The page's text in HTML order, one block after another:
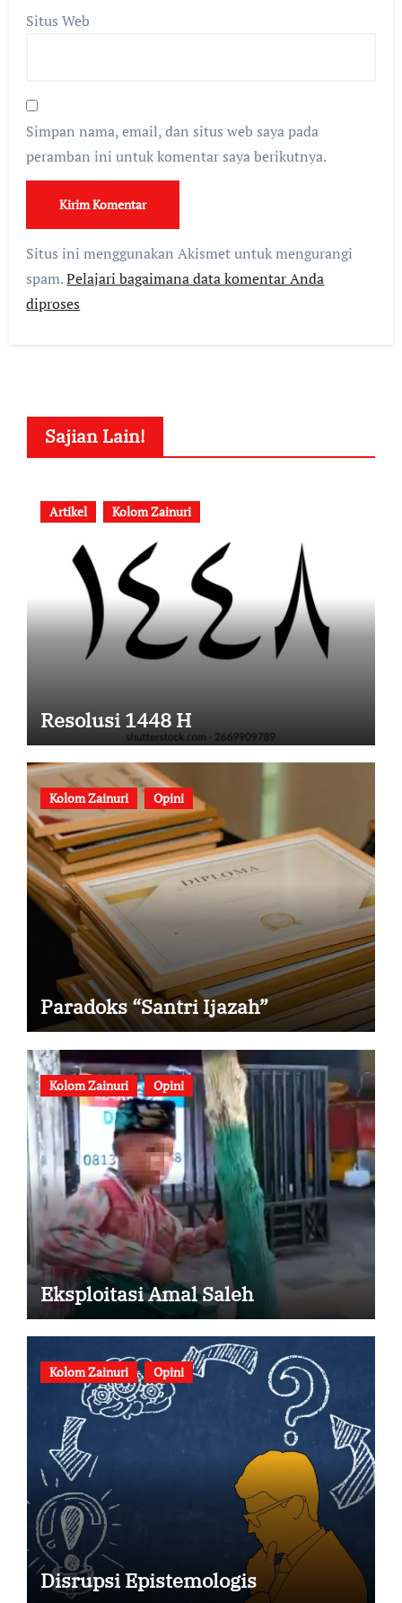
Situs Web
Simpan nama, email, dan situs web saya pada
peramban ini untuk komentar saya berikutnya.
Situs ini menggunakan Akismet untuk mengurangi
spam.Pelajari bagaimana data komentar Anda
diproses
Sajian Lain!
Artikel Kolom Zainuri
Resolusi 1448 H
Kolom Zainuri Opini
Paradoks “Santri Ijazah”
Kolom Zainuri Opini
Eksploitasi Amal Saleh
Kolom Zainuri Opini
Disrupsi Epistemologis